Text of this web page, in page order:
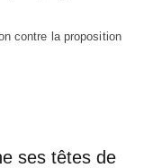
contre la proposition
ses têtes de